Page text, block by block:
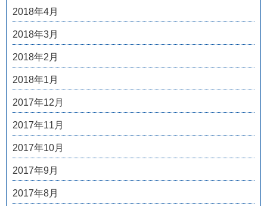
2018年4月
2018年3月
2018年2月
2018年1月
2017年12月
2017年11月
2017年10月
2017年9月
2017年8月